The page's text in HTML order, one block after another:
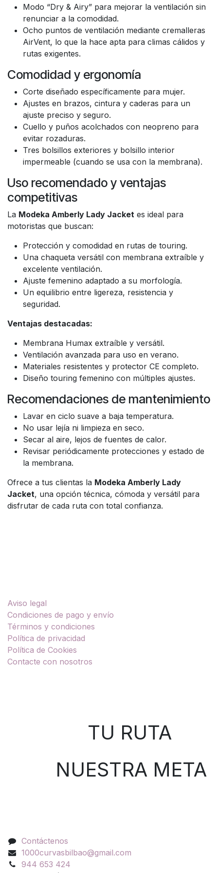
Modo “Dry & Airy” para mejorar la ventilación sin
renunciar a la comodidad.
Ocho puntos de ventilación mediante cremalleras
AirVent, lo que la hace apta para climas cálidos y
rutas exigentes.
Comodidad y ergonomía
Corte diseñado específicamente para mujer.
Ajustes en brazos, cintura y caderas para un
ajuste preciso y seguro.
Cuello y puños acolchados con neopreno para
evitar rozaduras.
Tres bolsillos exteriores y bolsillo interior
impermeable (cuando se usa con la membrana).
Uso recomendado y ventajas
competitivas
La Modeka Amberly Lady Jacket es ideal para
motoristas que buscan:
Protección y comodidad en rutas de touring.
Una chaqueta versátil con membrana extraíble y
excelente ventilación.
Ajuste femenino adaptado a su morfología.
Un equilibrio entre ligereza, resistencia y
seguridad.
Ventajas destacadas:
Membrana Humax extraíble y versátil.
Ventilación avanzada para uso en verano.
Materiales resistentes y protector CE completo.
Diseño touring femenino con múltiples ajustes.
Recomendaciones de mantenimiento
Lavar en ciclo suave a baja temperatura.
No usar lejía ni limpieza en seco.
Secar al aire, lejos de fuentes de calor.
Revisar periódicamente protecciones y estado de
la membrana.
Ofrece a tus clientas la Modeka Amberly Lady
Jacket, una opción técnica, cómoda y versátil para
disfrutar de cada ruta con total confianza.
Aviso legal
Condiciones de pago y envío
Términos y condiciones
Política de privacidad
Política de Cookies
Contacte con nosotros
TU RUTA
NUESTRA META
Contáctenos
1000curvasbilbao@gmail.com
944 653 424